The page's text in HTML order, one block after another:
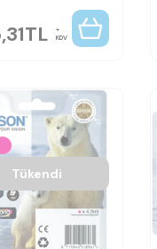
TL KDV
Tükendi